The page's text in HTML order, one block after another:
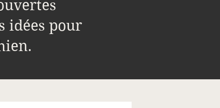
idées pour